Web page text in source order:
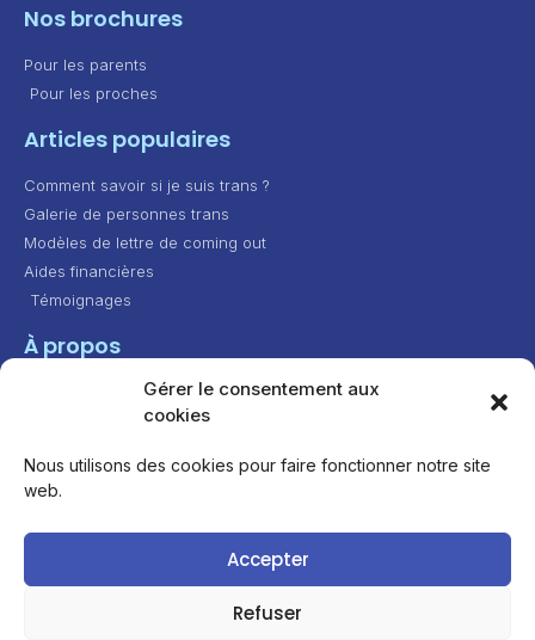
Gérer le consentement aux
cookies
Nous utilisons des cookies pour faire fonctionner notre site
web.
Accepter
Refuser
Nos brochures
Pour les parents
Pour les proches
Articles populaires
Comment savoir si je suis trans ?
Galerie de personnes trans
Modèles de lettre de coming out
Aides financières
Témoignages
À propos
Attribution - Pas d’Utilisation Commerciale - Partage
dans les Mêmes Conditions 4.0 International
— Illustrations parKaterina Limpitsouni